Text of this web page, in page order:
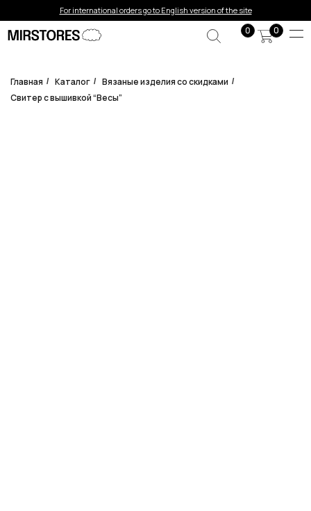
0
0
For international orders go to English version of the site
Error get alias
Главная / Каталог / Вязаные изделия со скидками /
Свитер с вышивкой “Весы”